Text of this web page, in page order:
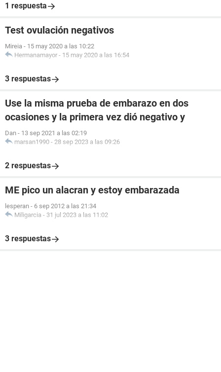
1 respuesta
Test ovulación negativos
Mireia - 15 may 2020 a las 10:22
Hermanamayor - 15 may 2020 a las 16:54
3 respuestas
Use la misma prueba de embarazo en dos
ocasiones y la primera vez dió negativo y
Dan - 13 sep 2021 a las 02:19
marsan1990 - 28 sep 2023 a las 09:26
2 respuestas
ME pico un alacran y estoy embarazada
lesperan - 6 sep 2012 a las 21:34
Miligarcia - 31 jul 2023 a las 11:02
3 respuestas